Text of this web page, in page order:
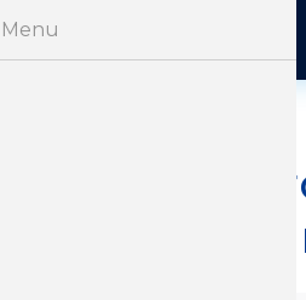
UE –
sindical
Menu